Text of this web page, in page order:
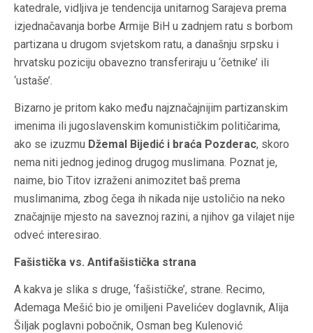
katedrale, vidljiva je tendencija unitarnog Sarajeva prema
izjednačavanja borbe Armije BiH u zadnjem ratu s borbom
partizana u drugom svjetskom ratu, a današnju srpsku i
hrvatsku poziciju obavezno transferiraju u ‘četnike’ ili
‘ustaše’.
Bizarno je pritom kako među najznačajnijim partizanskim
imenima ili jugoslavenskim komunističkim političarima,
ako se izuzmu Džemal Bijedić i braća Pozderac, skoro
nema niti jednog jedinog drugog muslimana. Poznat je,
naime, bio Titov izraženi animozitet baš prema
muslimanima, zbog čega ih nikada nije ustoličio na neko
značajnije mjesto na saveznoj razini, a njihov ga vilajet nije
odveć interesirao.
Fašistička vs. Antifašistička strana
A kakva je slika s druge, ‘fašističke’, strane. Recimo,
Ademaga Mešić bio je omiljeni Pavelićev doglavnik, Alija
Šiljak poglavni pobočnik, Osman beg Kulenović